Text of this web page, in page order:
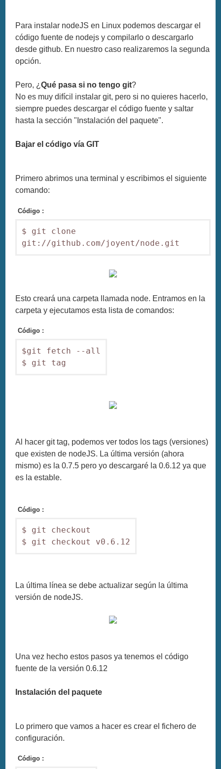
Para instalar nodeJS en Linux podemos descargar el
código fuente de nodejs y compilarlo o descargarlo
desde github. En nuestro caso realizaremos la segunda
opción.
Pero, ¿Qué pasa si no tengo git?
No es muy difícil instalar git, pero si no quieres hacerlo,
siempre puedes descargar el código fuente y saltar
hasta la sección "Instalación del paquete".
Bajar el código vía GIT
Primero abrimos una terminal y escribimos el siguiente
comando:
Código :
$ git clone
git://github.com/joyent/node.git
Esto creará una carpeta llamada node. Entramos en la
carpeta y ejecutamos esta lista de comandos:
Código :
$git fetch --all
Al hacer git tag, podemos ver todos los tags (versiones)
que existen de nodeJS. La última versión (ahora
mismo) es la 0.7.5 pero yo descargaré la 0.6.12 ya que
es la estable.
Código :
$ git checkout
$ git checkout v0.6.12
La última línea se debe actualizar según la última
versión de nodeJS.
Una vez hecho estos pasos ya tenemos el código
fuente de la versión 0.6.12
Instalación del paquete
Lo primero que vamos a hacer es crear el fichero de
configuración.
Código :